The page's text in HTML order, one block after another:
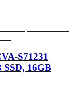
S71231
SSD, 16GB